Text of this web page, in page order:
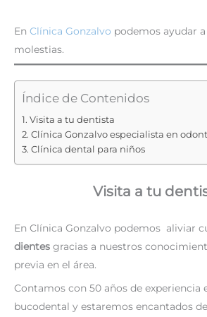
En Clínica Gonzalvo podemos ayudar
molestias.
Índice de Contenidos
Visita a tu dentista
Clínica Gonzalvo especialista en
Clínica dental para niños
Visita a tu
En Clínica Gonzalvo podemos aliviar
dientes gracias a nuestros
previa en el área.
Contamos con 50 años de experiencia
bucodental y estaremos encantados